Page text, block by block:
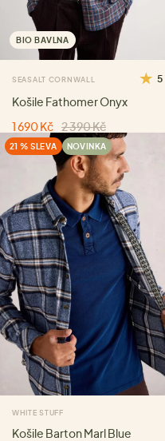
BIO BAVLNA
SEASALT CORNWALL 5
Košile Fathomer Onyx
1 690 Kč 2 390 Kč
21 % SLEVA NOVINKA
WHITE STUFF
Košile Barton Marl Blue